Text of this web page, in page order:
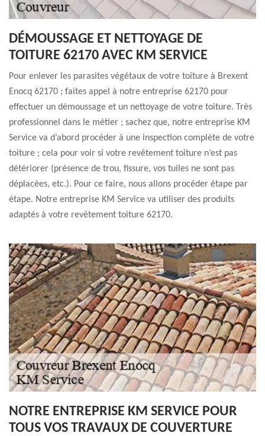
DÉMOUSSAGE ET NETTOYAGE DE
TOITURE 62170 AVEC KM SERVICE
Pour enlever les parasites végétaux de votre toiture à Brexent
Enocq 62170 ; faites appel à notre entreprise 62170 pour
effectuer un démoussage et un nettoyage de votre toiture. Très
professionnel dans le métier ; sachez que, notre entreprise KM
Service va d’abord procéder à une inspection complète de votre
toiture ; cela pour voir si votre revêtement toiture n’est pas
détériorer (présence de trou, fissure, vos tuiles ne sont pas
déplacées, etc.). Pour ce faire, nous allons procéder étape par
étape. Notre entreprise KM Service va utiliser des produits
adaptés à votre revêtement toiture 62170.
NOTRE ENTREPRISE KM SERVICE POUR
TOUS VOS TRAVAUX DE COUVERTURE